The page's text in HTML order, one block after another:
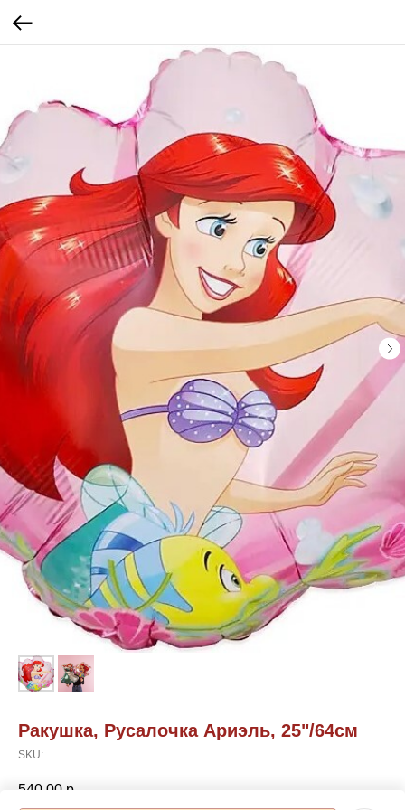
Ракушка, Русалочка Ариэль, 25"/64см
SKU:
540,00 р.